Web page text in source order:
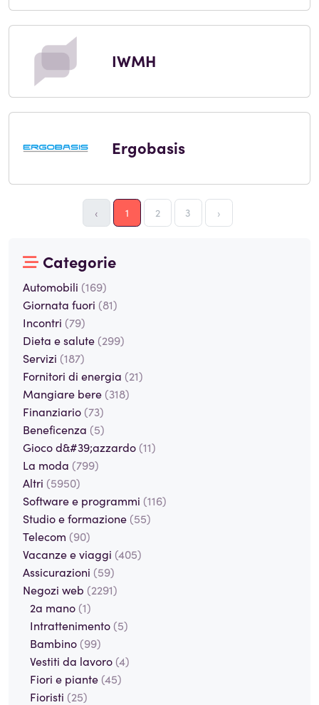
IWMH
Ergobasis
‹ 1 2 3 ›
Categorie
Automobili (169)
Giornata fuori (81)
Incontri (79)
Dieta e salute (299)
Servizi (187)
Fornitori di energia (21)
Mangiare bere (318)
Finanziario (73)
Beneficenza (5)
Gioco d&#39;azzardo (11)
La moda (799)
Altri (5950)
Software e programmi (116)
Studio e formazione (55)
Telecom (90)
Vacanze e viaggi (405)
Assicurazioni (59)
Negozi web (2291)
2a mano (1)
Intrattenimento (5)
Bambino (99)
Vestiti da lavoro (4)
Fiori e piante (45)
Fioristi (25)